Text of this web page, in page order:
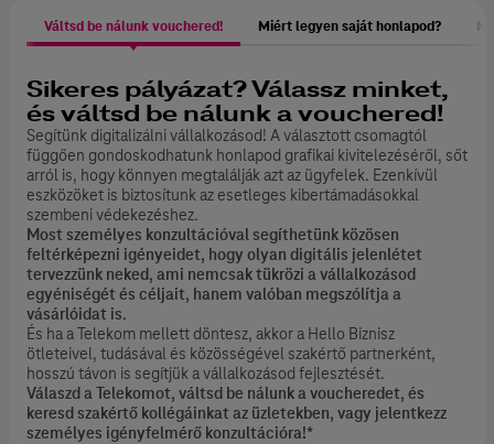
Váltsd be nálunk vouchered! Miért legyen saját honlapod?
Sikeres pályázat? Válassz minket,
és váltsd be nálunk a vouchered!
Segítünk digitalizálni vállalkozásod! A választott csomagtól
függően gondoskodhatunk honlapod grafikai kivitelezéséről, sőt
arról is, hogy könnyen megtalálják azt az ügyfelek. Ezenkívül
eszközöket is biztosítunk az esetleges kibertámadásokkal
szembeni védekezéshez.
Most személyes konzultációval segíthetünk közösen
feltérképezni igényeidet, hogy olyan digitális jelenlétet
tervezzünk neked, ami nemcsak tükrözi a vállalkozásod
egyéniségét és céljait, hanem valóban megszólítja a
vásárlóidat is.
És ha a Telekom mellett döntesz, akkor a Hello Biznisz
ötleteivel, tudásával és közösségével szakértő partnerként,
hosszú távon is segítjük a vállalkozásod fejlesztését.
Válaszd a Telekomot, váltsd be nálunk a voucheredet, és
keresd szakértő kollégáinkat az üzletekben, vagy jelentkezz
személyes igényfelmérő konzultációra!*